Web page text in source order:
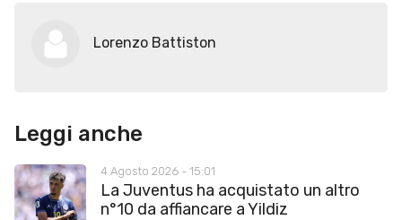
Lorenzo Battiston
Leggi anche
4 Agosto 2026 - 15:01
La Juventus ha acquistato un altro
n°10 da affiancare a Yildiz